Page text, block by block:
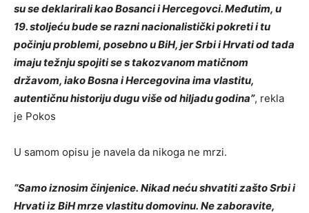
su se deklarirali kao Bosanci i Hercegovci. Međutim, u
19. stoljeću bude se razni nacionalistički pokreti i tu
počinju problemi, posebno u BiH, jer Srbi i Hrvati od tada
imaju težnju spojiti se s takozvanom matičnom
državom, iako Bosna i Hercegovina ima vlastitu,
autentičnu historiju dugu više od hiljadu godina”, rekla
je Pokos
U samom opisu je navela da nikoga ne mrzi.
“Samo iznosim činjenice. Nikad neću shvatiti zašto Srbi i
Hrvati iz BiH mrze vlastitu domovinu. Ne zaboravite,